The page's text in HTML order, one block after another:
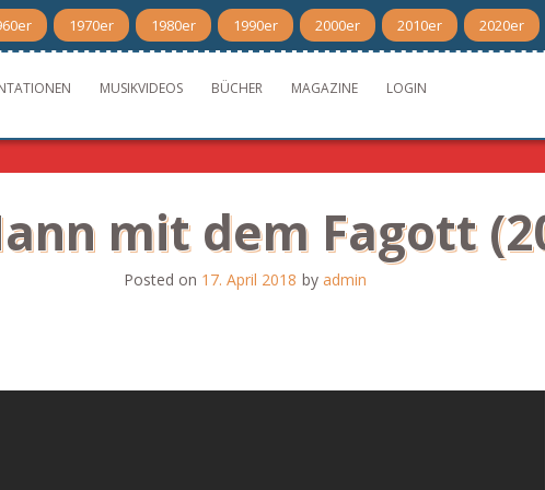
1970er 1980er 1990er 2000er 2010er 2020er
MUSIKVIDEOS BÜCHER MAGAZINE LOGIN
mit dem Fagott
Posted on 17. April 2018 by admin